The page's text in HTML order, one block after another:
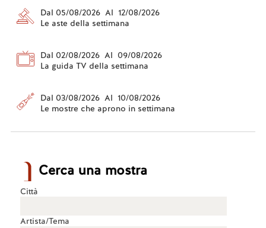
Dal 05/08/2026 Al 12/08/2026
Le aste della settimana
Dal 02/08/2026 Al 09/08/2026
La guida TV della settimana
Dal 03/08/2026 Al 10/08/2026
Le mostre che aprono in settimana
Cerca una mostra
Città
Artista/Tema